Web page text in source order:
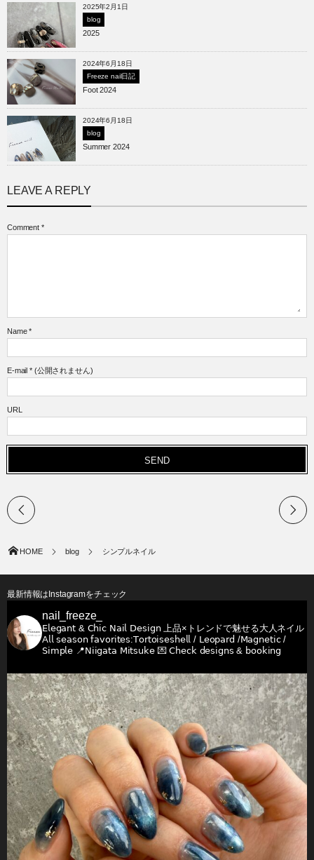
2025年2月1日
blog
2025
2024年6月18日
Freeze nail日記
Foot 2024
2024年6月18日
blog
Summer 2024
LEAVE A REPLY
Comment *
Name *
E-mail *(公開されません)
URL
HOME blog シンプルネイル
最新情報はInstagramをチェック
nail_freeze_
𝖤𝗅𝖾𝗀𝖺𝗇𝗍 & 𝖢𝗁𝗂𝖼 𝖭𝖺𝗂𝗅 𝖣𝖾𝗌𝗂𝗀𝗇上品×トレンドで魅せる大人ネイル
𝖠𝗅𝗅 𝗌𝖾𝖺𝗌𝗈𝗇 𝖿𝖺𝗏𝗈𝗋𝗂𝗍𝖾𝗌:𝖳𝗈𝗋𝗍𝗈𝗂𝗌𝖾𝗌𝗁𝖾𝗅𝗅 / 𝖫𝖾𝗈𝗉𝖺𝗋𝖽 /𝖬𝖺𝗀𝗇𝖾𝗍𝗂𝖼 /
𝖲𝗂𝗆𝗉𝗅𝖾 📍𝖭𝗂𝗂𝗀𝖺𝗍𝖺 𝖬𝗂𝗍𝗌𝗎𝗄𝖾💌 𝖢𝗁𝖾𝖼𝗄 𝖽𝖾𝗌𝗂𝗀𝗇𝗌 & 𝖻𝗈𝗈𝗄𝗂𝗇𝗀